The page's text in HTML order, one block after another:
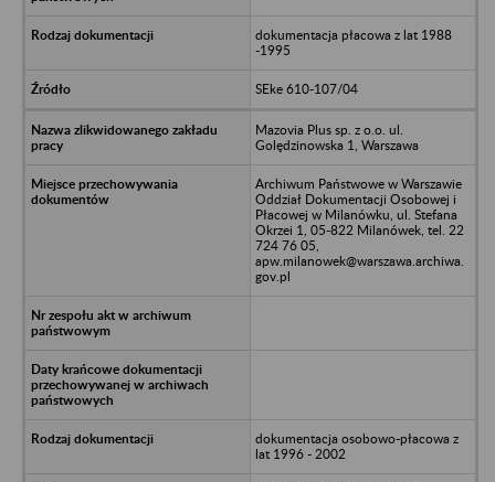
dokumentacja płacowa z lat 1988
-1995
SEke 610-107/04
Mazovia Plus sp. z o.o. ul.
Golędzinowska 1, Warszawa
Archiwum Państwowe w Warszawie
Oddział Dokumentacji Osobowej i
Płacowej w Milanówku, ul. Stefana
Okrzei 1, 05-822 Milanówek, tel. 22
724 76 05,
apw.milanowek@warszawa.archiwa.
gov.pl
dokumentacja osobowo-płacowa z
lat 1996 - 2002